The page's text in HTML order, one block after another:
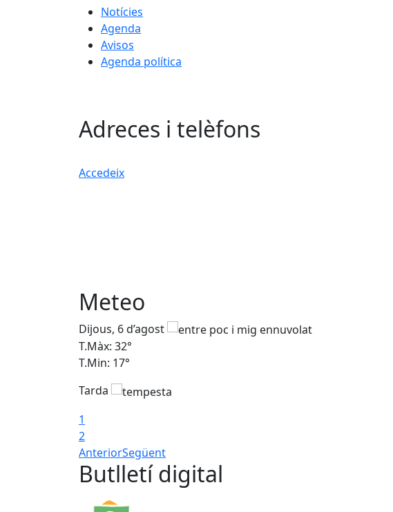
Notícies
Agenda
Avisos
Agenda política
Adreces i telèfons
Accedeix
Meteo
Dijous, 6 d’agost
T.Màx: 32°
T.Min: 17°
Tarda
1
2
AnteriorSegüent
Butlletí digital